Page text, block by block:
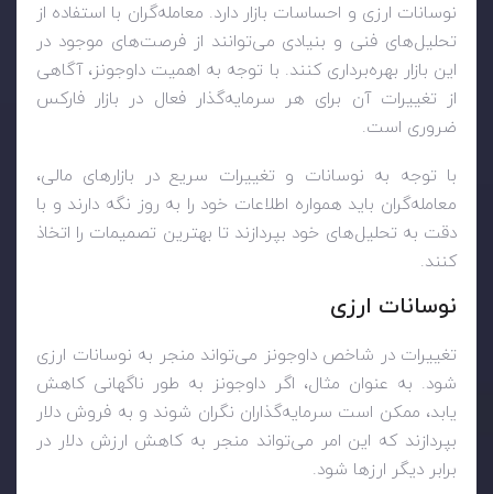
نوسانات ارزی و احساسات بازار دارد. معامله‌گران با استفاده از
تحلیل‌های فنی و بنیادی می‌توانند از فرصت‌های موجود در
این بازار بهره‌برداری کنند. با توجه به اهمیت داوجونز، آگاهی
از تغییرات آن برای هر سرمایه‌گذار فعال در بازار فارکس
ضروری است.
با توجه به نوسانات و تغییرات سریع در بازارهای مالی،
معامله‌گران باید همواره اطلاعات خود را به روز نگه دارند و با
دقت به تحلیل‌های خود بپردازند تا بهترین تصمیمات را اتخاذ
کنند.
نوسانات ارزی
تغییرات در شاخص داوجونز می‌تواند منجر به نوسانات ارزی
شود. به عنوان مثال، اگر داوجونز به طور ناگهانی کاهش
یابد، ممکن است سرمایه‌گذاران نگران شوند و به فروش دلار
بپردازند که این امر می‌تواند منجر به کاهش ارزش دلار در
برابر دیگر ارزها شود.